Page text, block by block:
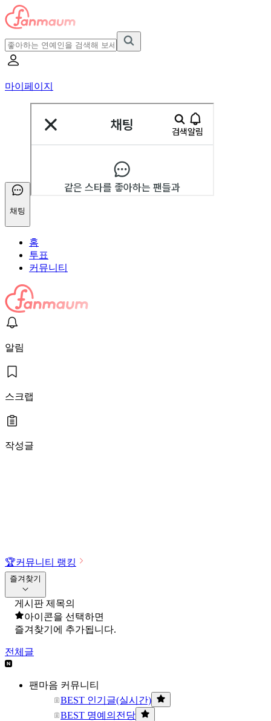
마이페이지
채팅
홈
투표
커뮤니티
알림
스크랩
작성글
🏆커뮤니티 랭킹
즐겨찾기
게시판 제목의
아이콘을 선택하면
즐겨찾기에 추가됩니다.
전체글
팬마음 커뮤니티
BEST 인기글(실시간)
BEST 명예의전당